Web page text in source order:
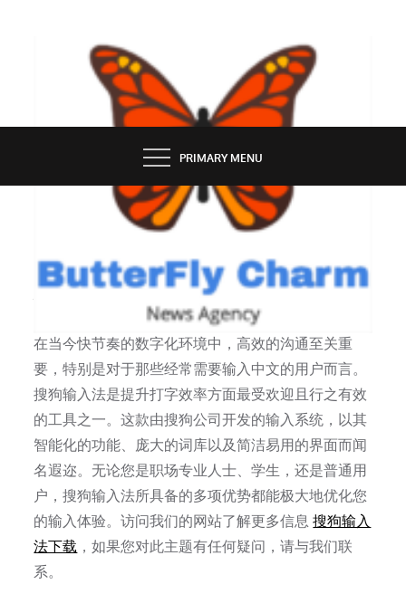
BUTTERFLY CHARM
PRIMARY MENU
搜狗输入法的优势
在当今快节奏的数字化环境中，高效的沟通至关重
要，特别是对于那些经常需要输入中文的用户而言。
搜狗输入法是提升打字效率方面最受欢迎且行之有效
的工具之一。这款由搜狗公司开发的输入系统，以其
智能化的功能、庞大的词库以及简洁易用的界面而闻
名遐迩。无论您是职场专业人士、学生，还是普通用
户，搜狗输入法所具备的多项优势都能极大地优化您
的输入体验。访问我们的网站了解更多信息搜狗输入
法下载 ，如果您对此主题有任何疑问，请与我们联
系。